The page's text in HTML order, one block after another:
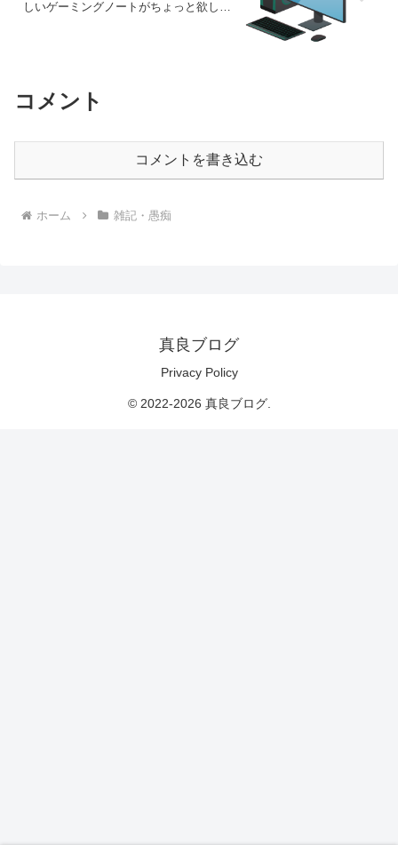
しいゲーミングノートがちょっと欲し
コメント
コメントを書き込む
ホーム 雑記・愚痴
真良ブログ
Privacy Policy
© 2022-2026 真良ブログ.